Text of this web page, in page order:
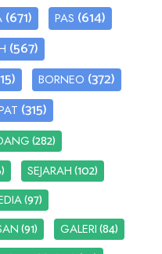
(671) PAS (614)
(567)
BORNEO (372)
(315)
(282)
SEJARAH(102)
(97)
(91) GALERI(84)